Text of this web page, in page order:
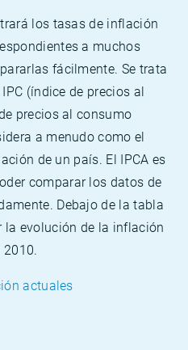
los tasas de inflación
a muchos
fácilmente. Se trata
(índice de precios al
precios al consumo
a menudo como el
de un país. El IPCA es
comparar los datos de
Debajo de la tabla
la evolución de la inflación
2010.
actuales